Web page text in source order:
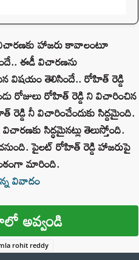
విచారణకు హాజరు కావాలంటూ
ఈడీ విచారణను
విషయం తెలిసిందే.. రోహిత్ రెడ్డి
రోజులు రోహిత్ రెడ్డి ని విచారించిన
నీ విచారించేందుకు సిద్దమైంది.
సిద్ధమైనట్లు తెలుస్తోంది.
పైలట్‌ రోహిత్ రెడ్డి హాజరుపై
మారింది.
వివాదం
అవ్వండి
rohit reddy